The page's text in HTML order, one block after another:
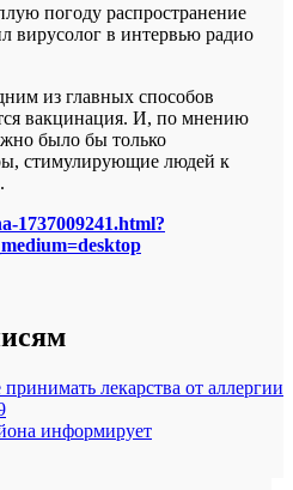
погоду распространение
вирусолог в интервью радио
из главных способов
вакцинация. И, по мнению
было бы только
стимулирующие людей к
1737009241.html?
лекарства от аллергии
информирует